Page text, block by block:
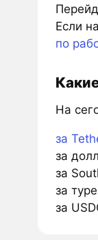
Если
по
На
за
за
за
за
за